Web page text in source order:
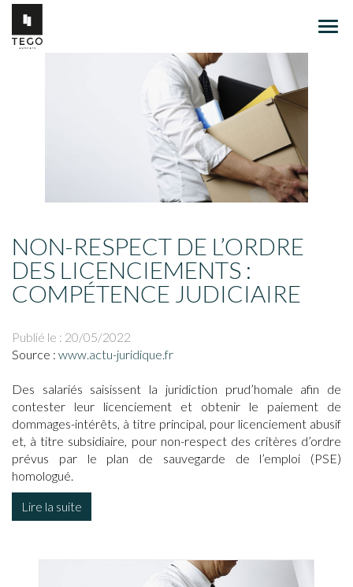
NON-RESPECT DE L’ORDRE
DES LICENCIEMENTS :
COMPÉTENCE JUDICIAIRE
Publié le : 20/05/2022
Source : www.actu-juridique.fr
Des salariés saisissent la juridiction prud’homale afin de
contester leur licenciement et obtenir le paiement de
dommages-intérêts, à titre principal, pour licenciement abusif
et, à titre subsidiaire, pour non-respect des critères d’ordre
prévus par le plan de sauvegarde de l’emploi (PSE)
homologué.
Lire la suite